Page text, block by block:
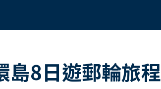
島8日遊郵輪旅程